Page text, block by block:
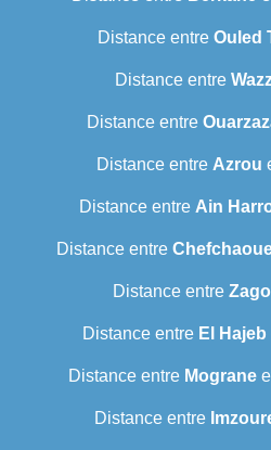
Distance entre Ouled
Distance entre
Distance entre
Distance entre Azrou
Distance entre Ain
Distance entre
Distance entre
Distance entre El Hajeb
Distance entre Mograne
Distance entre